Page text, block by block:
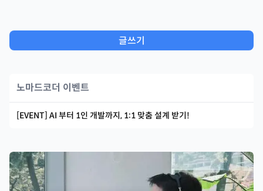
글쓰기
노마드코더 이벤트
[EVENT] AI 부터 1인 개발까지, 1:1 맞춤 설계 받기!